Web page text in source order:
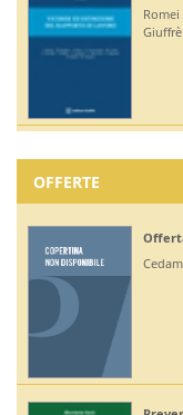
Romei
OFFERTE
Offerta Manuali
Cedam - €
1450,00